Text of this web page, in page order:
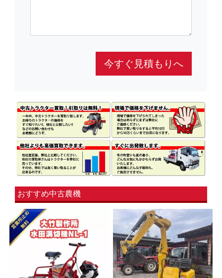
今すぐ見積もりへ
おすすめ中古農機